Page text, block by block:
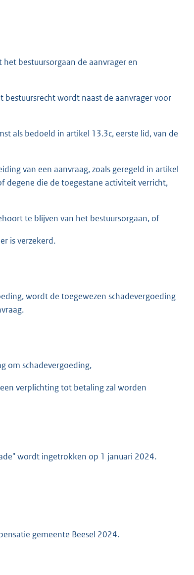
bestuursorgaan de aanvrager en
bestuursrecht wordt naast de aanvrager voor
als bedoeld in artikel 13.3c, eerste lid, van de
van een aanvraag, zoals geregeld in artikel
degene die de toegestane activiteit verricht,
te blijven van het bestuursorgaan, of
is verzekerd.
wordt de toegewezen schadevergoeding
om schadevergoeding,
verplichting tot betaling zal worden
wordt ingetrokken op 1 januari 2024.
gemeente Beesel 2024.